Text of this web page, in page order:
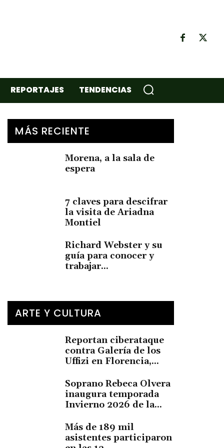
REPORTAJES TENDENCIAS
MÁS RECIENTE
Morena, a la sala de
espera
7 claves para descifrar
la visita de Ariadna
Montiel
Richard Webster y su
guía para conocer y
trabajar...
ARTE Y CULTURA
Reportan ciberataque
contra Galería de los
Uffizi en Florencia,...
Soprano Rebeca Olvera
inaugura temporada
Invierno 2026 de la...
Más de 189 mil
asistentes participaron